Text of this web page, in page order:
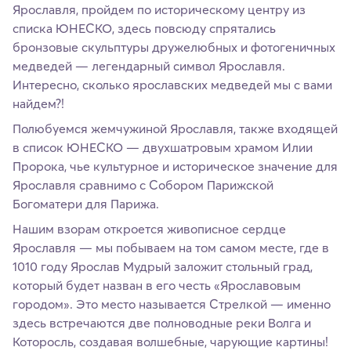
Ярославля, пройдем по историческому центру из
списка ЮНЕСКО, здесь повсюду спрятались
бронзовые скульптуры дружелюбных и фотогеничных
медведей — легендарный символ Ярославля.
Интересно, сколько ярославских медведей мы с вами
найдем?!
Полюбуемся жемчужиной Ярославля, также входящей
в список ЮНЕСКО — двухшатровым храмом Илии
Пророка, чье культурное и историческое значение для
Ярославля сравнимо с Собором Парижской
Богоматери для Парижа.
Нашим взорам откроется живописное сердце
Ярославля — мы побываем на том самом месте, где в
1010 году Ярослав Мудрый заложит стольный град,
который будет назван в его честь «Ярославовым
городом». Это место называется Стрелкой — именно
здесь встречаются две полноводные реки Волга и
Которосль, создавая волшебные, чарующие картины!